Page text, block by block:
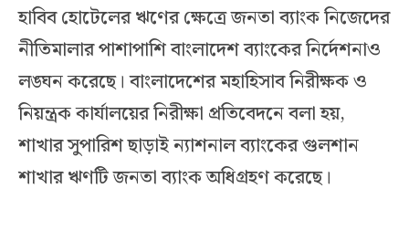
হাবিব হোটেলের ঋণের ক্ষেত্রে জনতা ব্যাংক নিজেদের
নীতিমালার পাশাপাশি বাংলাদেশ ব্যাংকের নির্দেশনাও
লঙ্ঘন করেছে। বাংলাদেশের মহাহিসাব নিরীক্ষক ও
নিয়ন্ত্রক কার্যালয়ের নিরীক্ষা প্রতিবেদনে বলা হয়,
শাখার সুপারিশ ছাড়াই ন্যাশনাল ব্যাংকের গুলশান
শাখার ঋণটি জনতা ব্যাংক অধিগ্রহণ করেছে।